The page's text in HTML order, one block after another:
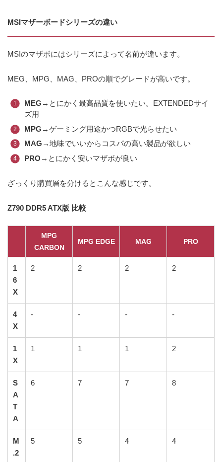
MSIマザーボードシリーズの違い
MSIのマザボにはシリーズによって名前が違います。
MEG、MPG、MAG、PROの順でグレードが高いです。
MEG →とにかく最高品質を使いたい。EXTENDEDサイ
ズ用
MPG →ゲーミング用途かつRGBで光らせたい
MAG →地味でいいからコスパの高い製品が欲しい
PRO →とにかく安いマザボが良い
ざっくり購買層を分けるとこんな感じです。
Z790 DDR5 ATX版 比較
MPG
CARBON
MPG EDGE MAG PRO
1
6
X
2 2 2 2
4
X
- - - -
1
X
1 1 1 2
S
A
T
A
6 7 7 8
M
.2
5 5 4 4